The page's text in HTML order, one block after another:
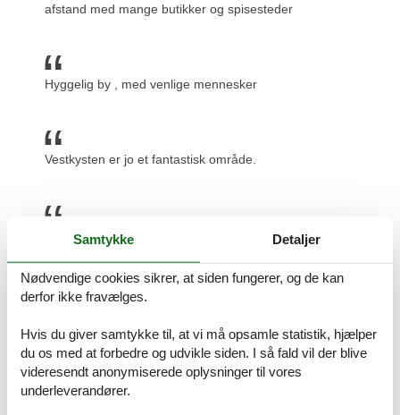
afstand med mange butikker og spisesteder
Hyggelig by , med venlige mennesker
Vestkysten er jo et fantastisk område.
Rart og dejligt område. Tæt på by og vandet
Prisgaranti og kundeservice
Alle huse der udlejes gennem os er dækket af vores prisgaranti.
vores konkurrenter, som udlejer dit foretrukne privat udlejning af
sommerhus Hvide Sande til en pris, som er billigere end den, du
finder hos os.
Hvis der en sjælden gang sker en smutter i vores priskontrol,
Samtykke Detaljer
Nødvendige cookies sikrer, at siden fungerer, og de kan
derfor ikke fravælges.
Hvis du giver samtykke til, at vi må opsamle statistik, hjælper
du os med at forbedre og udvikle siden. I så fald vil der blive
videresendt anonymiserede oplysninger til vores
underleverandører.